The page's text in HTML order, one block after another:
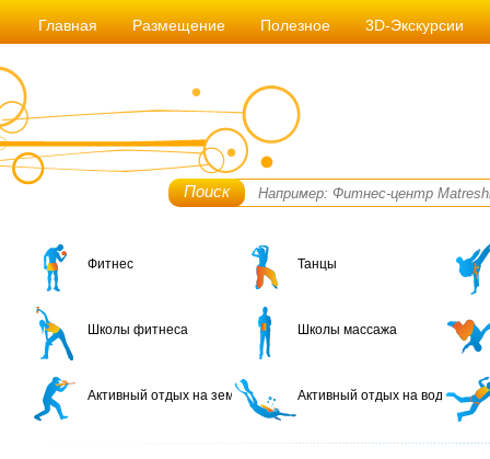
Главная Размещение Полезное 3D-Экскурсии
Поиск
Фитнес Танцы
Школы фитнеса Школы массажа
Активный отдых на земле Активный отдых на воде